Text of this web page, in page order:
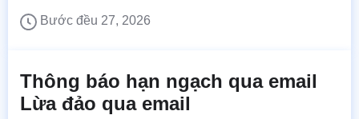
Bước đều 27, 2026
Thông báo hạn ngạch qua email
Lừa đảo qua email